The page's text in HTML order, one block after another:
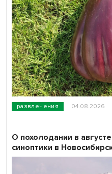
развлечения 04.08.2026
О похолодании в
синоптики в